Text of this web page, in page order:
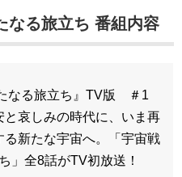
なる旅立ち 番組内容
なる旅立ち』TV版 ＃1
哀しみの時代に、いま再
新たな宇宙へ。「宇宙戦
」全8話がTV初放送！